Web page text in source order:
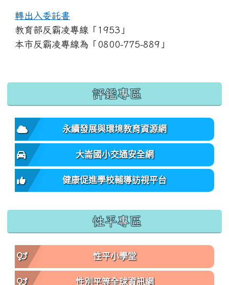
轉出入委託書
教育部反霸凌專線「1953」
本市反霸凌專線為「0800-775-889」
:::
評鑑專區
永續發展與環境教育資源網
大崙國小交通安全網
健康促進學校輔導訪視平台
性平專區
性平小學堂
性別平等全球資訊網